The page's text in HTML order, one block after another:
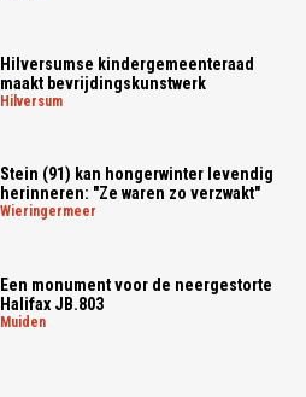
Hilversumse kindergemeenteraad
maakt bevrijdingskunstwerk
hilversum
Stein (91) kan hongerwinter levendig
herinneren: "Ze waren zo verzwakt"
wieringermeer
Een monument voor de neergestorte
Halifax JB.803
muiden